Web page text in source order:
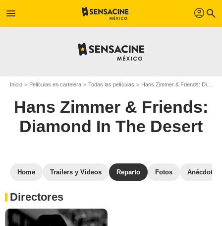
menu profil search
Inicio Películas en cartelera Todas las películas Hans Zimmer & Friends: Diamond In The Desert
Hans Zimmer & Friends:
Diamond In The Desert
Home Trailers y Videos Reparto Fotos Anécdotas
Directores